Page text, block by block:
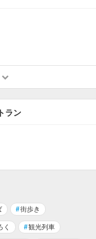
ラン
#街歩き
く #観光列車